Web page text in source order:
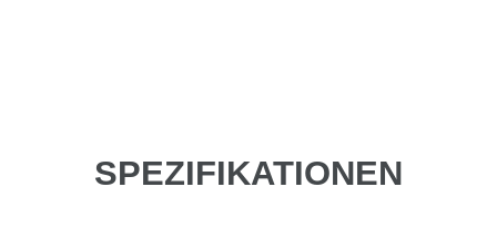
SPEZIFIKATIONEN